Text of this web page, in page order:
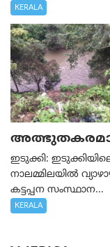
KERALA
ഇടുക്കി:
നാലമ്മിലയിൽ
കട്ടപ്പന സംസ്ഥാന...
KERALA